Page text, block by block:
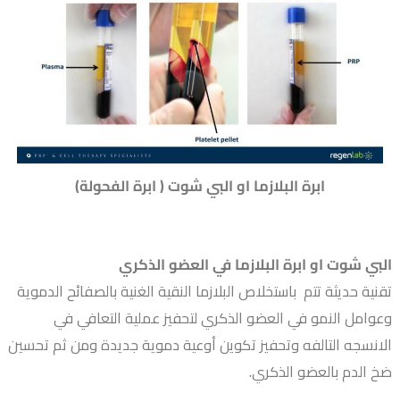
ابرة البلازما او البي شوت ( ابرة الفحولة)
البي شوت او ابرة البلازما في العضو الذكري
تقنية حديثة تتم باستخلاص البلازما النقية الغنية بالصفائح الدموية
وعوامل النمو في العضو الذكري لتحفيز عملية التعافي في
الانسجه التالفه وتحفيز تكوين أوعية دموية جديدة ومن ثم تحسين
ضخ الدم بالعضو الذكري.